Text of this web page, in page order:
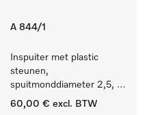
A 844/1
Inspuiter met plastic
steunen,
spuitmonddiameter 2,5,
lengte 80 mm, 5 stuks.
60,00 € excl. BTW